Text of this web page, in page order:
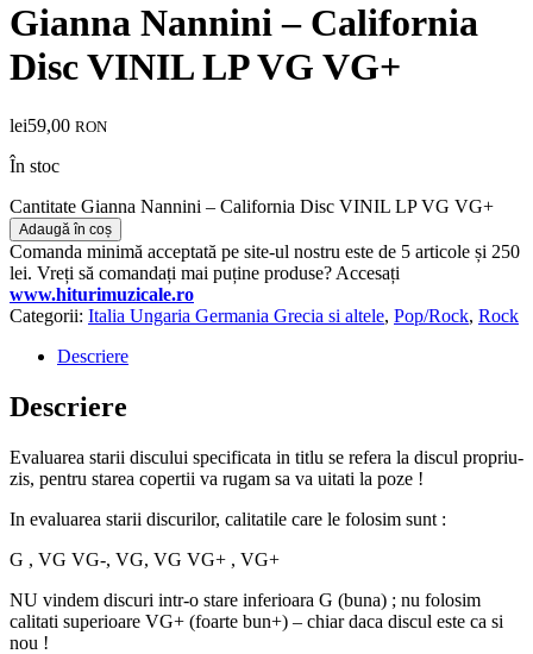
Gianna Nannini – California
Disc VINIL LP VG VG+
lei59,00 RON
În stoc
Cantitate Gianna Nannini – California Disc VINIL LP VG VG+
Adaugă în coș
Comanda minimă acceptată pe site-ul nostru este de 5 articole și 250
lei. Vreți să comandați mai puține produse? Accesați
www.hiturimuzicale.ro
Categorii: Italia Ungaria Germania Grecia si altele, Pop/Rock, Rock
Descriere
Descriere
Evaluarea starii discului specificata in titlu se refera la discul propriu-
zis, pentru starea copertii va rugam sa va uitati la poze !
In evaluarea starii discurilor, calitatile care le folosim sunt :
G , VG VG-, VG, VG VG+ , VG+
NU vindem discuri intr-o stare inferioara G (buna) ; nu folosim
calitati superioare VG+ (foarte bun+) – chiar daca discul este ca si
nou !